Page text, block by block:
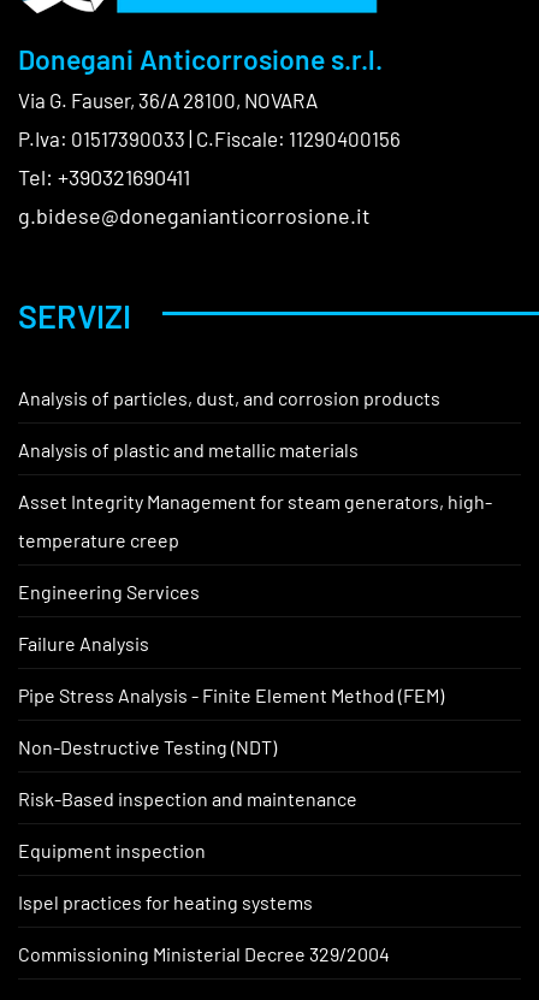
Donegani Anticorrosione s.r.l.
Via G. Fauser, 36/A 28100, NOVARA
P.Iva: 01517390033 | C.Fiscale: 11290400156
Tel: +390321690411
g.bidese@doneganianticorrosione.it
SERVIZI
Analysis of particles, dust, and corrosion products
Analysis of plastic and metallic materials
Asset Integrity Management for steam generators, high-
temperature creep
Engineering Services
Failure Analysis
Pipe Stress Analysis - Finite Element Method (FEM)
Non-Destructive Testing (NDT)
Risk-Based inspection and maintenance
Equipment inspection
Ispel practices for heating systems
Commissioning Ministerial Decree 329/2004